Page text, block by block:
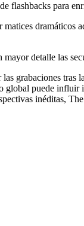
flashbacks para
dramáticos
detalle las
grabaciones
puede influir
inéditas,